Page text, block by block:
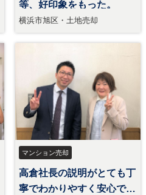
等、好印象をもった。
横浜市旭区・土地売却
マンション売却
高倉社長の説明がとても丁
寧でわかりやすく安心でき